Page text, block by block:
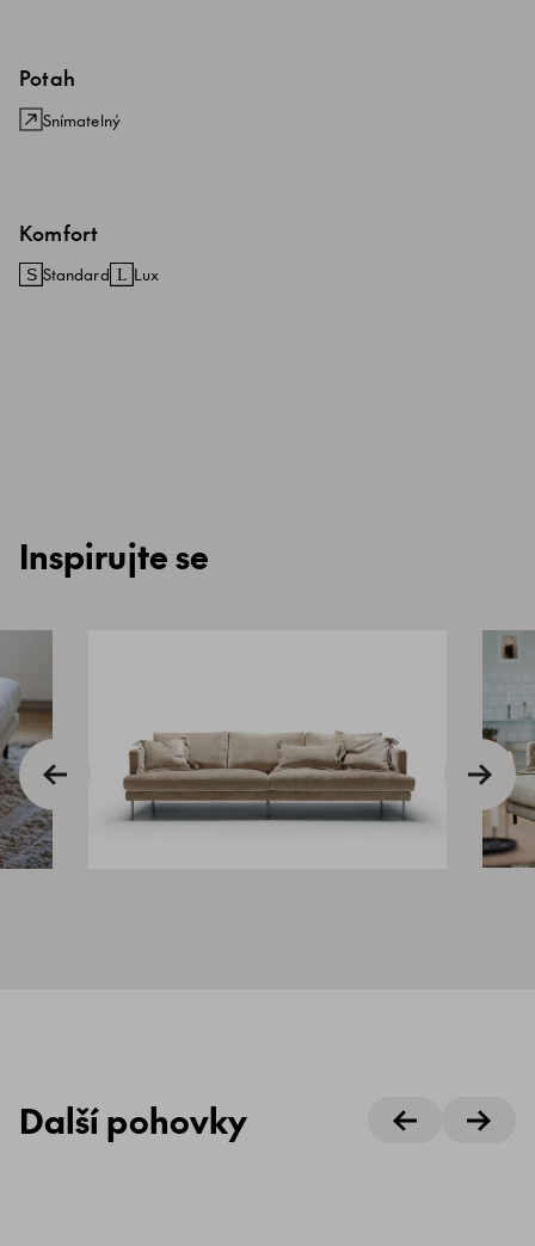
Potah
Snímatelný
Komfort
Standard Lux
Inspirujte se
Další pohovky